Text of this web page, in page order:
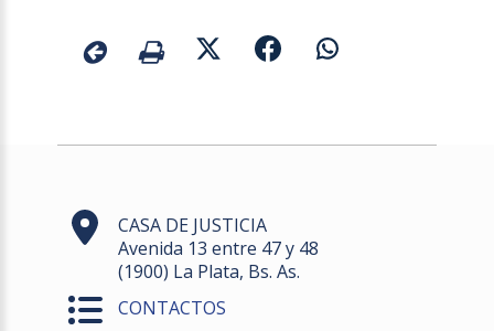
CASA DE JUSTICIA
Avenida 13 entre 47 y 48
(1900) La Plata, Bs. As.
CONTACTOS